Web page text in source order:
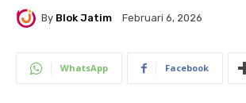
By Blok Jatim Februari 6, 2026
WhatsApp Facebook